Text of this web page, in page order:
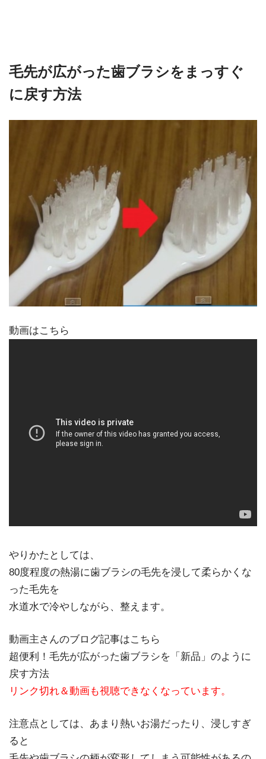
毛先が広がった歯ブラシをまっすぐ
に戻す方法
動画はこちら
やりかたとしては、
80度程度の熱湯に歯ブラシの毛先を浸して柔らかくな
った毛先を
水道水で冷やしながら、整えます。
動画主さんのブログ記事はこちら
超便利！毛先が広がった歯ブラシを「新品」のように
戻す方法
リンク切れ＆動画も視聴できなくなっています。
注意点としては、あまり熱いお湯だったり、浸しすぎ
ると